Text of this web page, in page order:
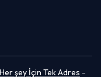
şey İçin Tek Adres -